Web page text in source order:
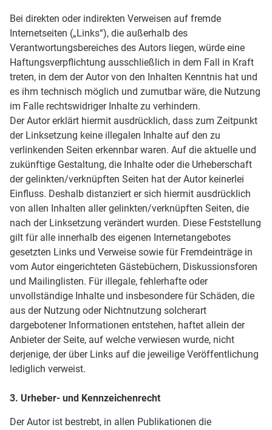
Bei direkten oder indirekten Verweisen auf fremde
Internetseiten („Links“), die außerhalb des
Verantwortungsbereiches des Autors liegen, würde eine
Haftungsverpflichtung ausschließlich in dem Fall in Kraft
treten, in dem der Autor von den Inhalten Kenntnis hat und
es ihm technisch möglich und zumutbar wäre, die Nutzung
im Falle rechtswidriger Inhalte zu verhindern.
Der Autor erklärt hiermit ausdrücklich, dass zum Zeitpunkt
der Linksetzung keine illegalen Inhalte auf den zu
verlinkenden Seiten erkennbar waren. Auf die aktuelle und
zukünftige Gestaltung, die Inhalte oder die Urheberschaft
der gelinkten/verknüpften Seiten hat der Autor keinerlei
Einfluss. Deshalb distanziert er sich hiermit ausdrücklich
von allen Inhalten aller gelinkten/verknüpften Seiten, die
nach der Linksetzung verändert wurden. Diese Feststellung
gilt für alle innerhalb des eigenen Internetangebotes
gesetzten Links und Verweise sowie für Fremdeinträge in
vom Autor eingerichteten Gästebüchern, Diskussionsforen
und Mailinglisten. Für illegale, fehlerhafte oder
unvollständige Inhalte und insbesondere für Schäden, die
aus der Nutzung oder Nichtnutzung solcherart
dargebotener Informationen entstehen, haftet allein der
Anbieter der Seite, auf welche verwiesen wurde, nicht
derjenige, der über Links auf die jeweilige Veröffentlichung
lediglich verweist.
3. Urheber- und Kennzeichenrecht
Der Autor ist bestrebt, in allen Publikationen die